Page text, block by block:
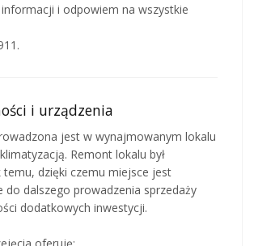
i odpowiem na wszystkie
i urządzenia
jest w wynajmowanym lokalu
Remont lokalu był
dzięki czemu miejsce jest
do dalszego prowadzenia sprzedaży
dodatkowych inwestycji.